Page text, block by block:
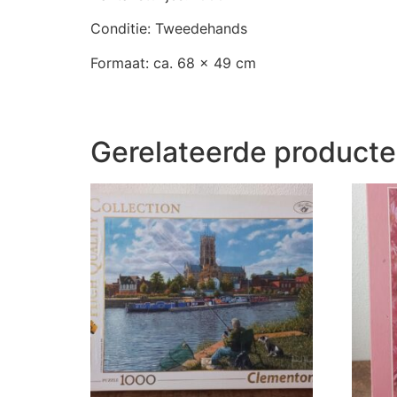
Conditie: Tweedehands
Formaat: ca. 68 x 49 cm
Gerelateerde